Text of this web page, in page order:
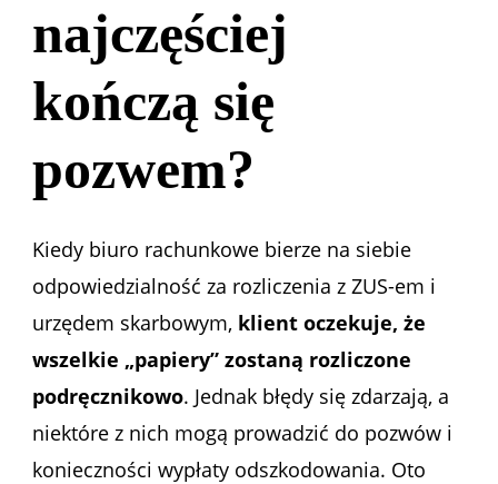
najczęściej
kończą się
pozwem?
Kiedy biuro rachunkowe bierze na siebie
odpowiedzialność za rozliczenia z ZUS-em i
urzędem skarbowym, klient oczekuje, że
wszelkie „papiery” zostaną rozliczone
podręcznikowo. Jednak błędy się zdarzają, a
niektóre z nich mogą prowadzić do pozwów i
konieczności wypłaty odszkodowania. Oto